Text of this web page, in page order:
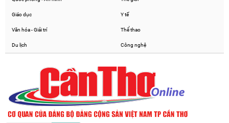
Giáo dục Y tế
Văn hóa - Giải trí Thể thao
Du lịch Công nghệ